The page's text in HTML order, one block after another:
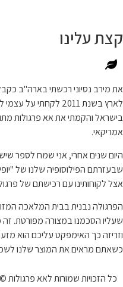
קצת עלינו
את מירב נסיוני רכשתי בארה"ב
לארץ בשנת 2011
בישראל והקמתי את אא פרגולות
אמריקאי.
היום שנים אחרי, אני שמח לספר שיש
שבעזרתם הפילוסופיה שלנו של
אצל לקוחותינו עם רכישתם של
הפרגולה נבנית בבית המלאכה
שעליו הסכמנו במצורה מפורטת. זה
וזריזה כך האימפקט עליכם הוא
כשאתם מראים את המוצר שלנו
כל הזכויות שמורות לאא פרגולות ©